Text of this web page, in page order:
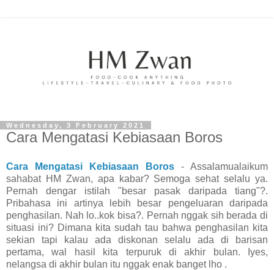
Wednesday, 3 February 2021
Cara Mengatasi Kebiasaan Boros
Cara Mengatasi Kebiasaan Boros - Assalamualaikum
sahabat HM Zwan, apa kabar? Semoga sehat selalu ya.
Pernah dengar istilah "besar pasak daripada tiang"?.
Pribahasa ini artinya lebih besar pengeluaran daripada
penghasilan. Nah lo..kok bisa?. Pernah nggak sih berada di
situasi ini? Dimana kita sudah tau bahwa penghasilan kita
sekian tapi kalau ada diskonan selalu ada di barisan
pertama, wal hasil kita terpuruk di akhir bulan. Iyes,
nelangsa di akhir bulan itu nggak enak banget lho .